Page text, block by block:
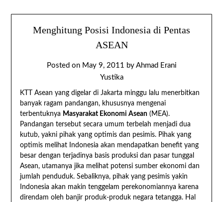
Menghitung Posisi Indonesia di Pentas
ASEAN
Posted on May 9, 2011 by Ahmad Erani
Yustika
KTT Asean yang digelar di Jakarta minggu lalu menerbitkan
banyak ragam pandangan, khususnya mengenai
terbentuknya Masyarakat Ekonomi Asean(MEA).
Pandangan tersebut secara umum terbelah menjadi dua
kutub, yakni pihak yang optimis dan pesimis. Pihak yang
optimis melihat Indonesia akan mendapatkan benefit yang
besar dengan terjadinya basis produksi dan pasar tunggal
Asean, utamanya jika melihat potensi sumber ekonomi dan
jumlah penduduk. Sebaliknya, pihak yang pesimis yakin
Indonesia akan makin tenggelam perekonomiannya karena
direndam oleh banjir produk-produk negara tetangga. Hal